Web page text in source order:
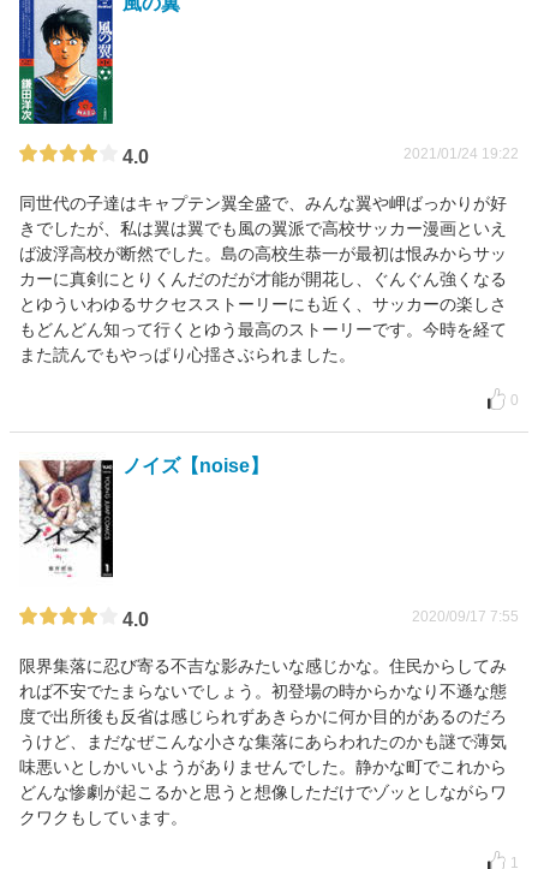
4.0 2021/01/24 19:22
同世代の子達はキャプテン翼全盛で、みんな翼や岬ばっかりが好
きでしたが、私は翼は翼でも風の翼派で高校サッカー漫画といえ
ば波浮高校が断然でした。島の高校生恭一が最初は恨みからサッ
カーに真剣にとりくんだのだが才能が開花し、ぐんぐん強くなる
とゆういわゆるサクセスストーリーにも近く、サッカーの楽しさ
もどんどん知って行くとゆう最高のストーリーです。今時を経て
また読んでもやっぱり心揺さぶられました。
0
ノイズ【noise】
4.0 2020/09/17 7:55
限界集落に忍び寄る不吉な影みたいな感じかな。住民からしてみ
れば不安でたまらないでしょう。初登場の時からかなり不遜な態
度で出所後も反省は感じられずあきらかに何か目的があるのだろ
うけど、まだなぜこんな小さな集落にあらわれたのかも謎で薄気
味悪いとしかいいようがありませんでした。静かな町でこれから
どんな惨劇が起こるかと思うと想像しただけでゾッとしながらワ
クワクもしています。
1